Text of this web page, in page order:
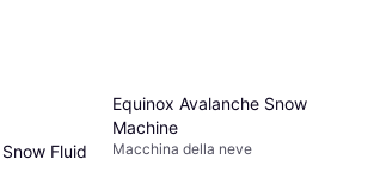
Fluid
Equinox Avalanche Snow
Machine
Macchina della neve